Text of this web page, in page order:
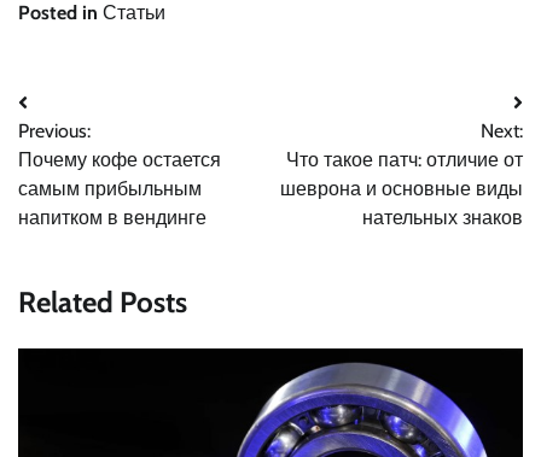
Posted in Статьи
Навигация
по
записям
Previous:
Почему кофе остается
самым прибыльным
напитком в вендинге
Next:
Что такое патч: отличие от
шеврона и основные виды
нательных знаков
Related Posts